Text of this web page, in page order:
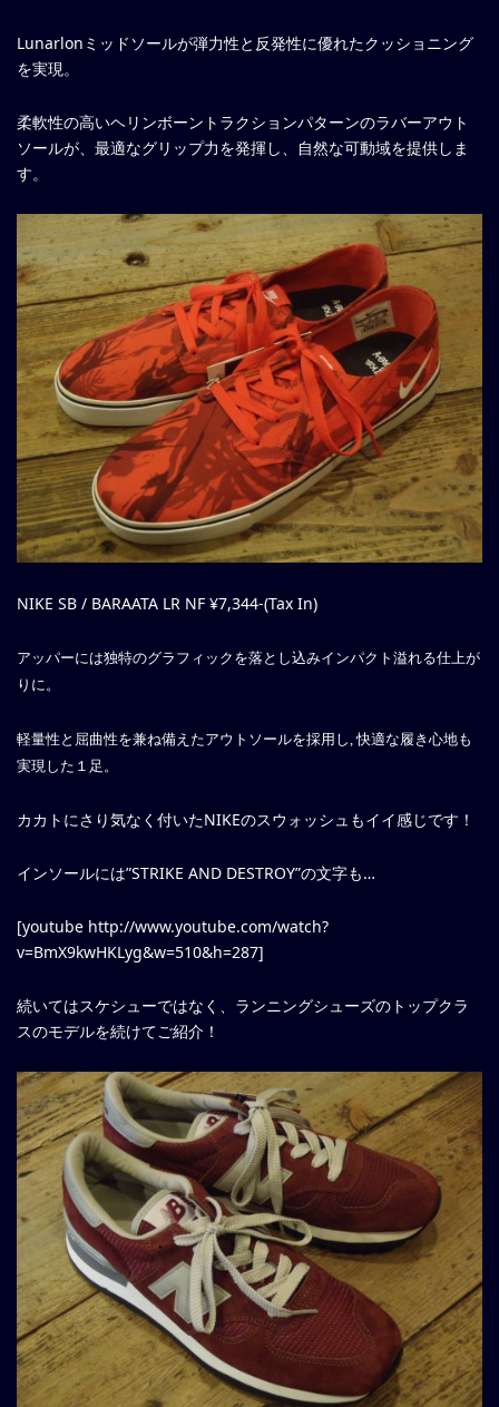
Lunarlonミッドソールが弾力性と反発性に優れたクッショニング
を実現。
柔軟性の高いヘリンボーントラクションパターンのラバーアウト
ソールが、最適なグリップ力を発揮し、自然な可動域を提供しま
す。
NIKE SB / BARAATA LR NF ¥7,344-(Tax In)
アッパーには独特のグラフィックを落とし込みインパクト溢れる仕上が
りに。
軽量性と屈曲性を兼ね備えたアウトソールを採用し, 快適な履き心地も
実現した１足。
カカトにさり気なく付いたNIKEのスウォッシュもイイ感じです！
インソールには”STRIKE AND DESTROY”の文字も…
[youtube http://www.youtube.com/watch?
v=BmX9kwHKLyg&w=510&h=287]
続いてはスケシューではなく、ランニングシューズのトップクラ
スのモデルを続けてご紹介！